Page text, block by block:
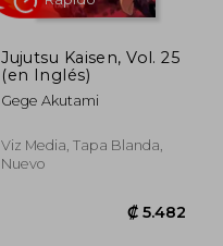
Jujutsu Kaisen, Vol. 25
(en Inglés)
Gege Akutami
Viz Media, Tapa Blanda,
Nuevo